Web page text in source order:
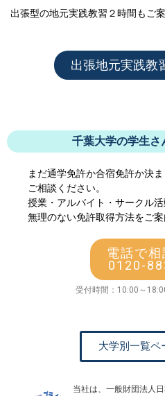
出張型の地元実践教習２時間 もご
出張地元実践教
千葉大学の学生さ
まだ通学免許か合宿免許か決
ご相談ください。
授業・アルバイト・サークル
無理のない免許取得方法をご案
電話で相
0120-
受付時間：10:00～
大学別一覧ペ
当社は、一般財団法人